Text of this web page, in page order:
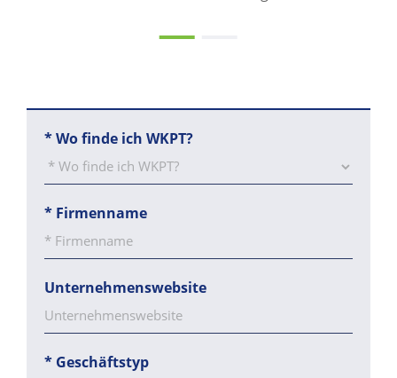
*Wo finde ich WKPT?
* Firmenname
Unternehmenswebsite
* Geschäftstyp